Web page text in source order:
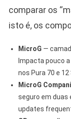
comparar os
isto é, os
MicroG —
Impacta pouco
nos Pura 70 e 12
MicroG
seguro em duas
updates